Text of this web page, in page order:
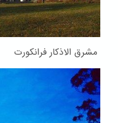
مشرق الاذکار فرانکورت